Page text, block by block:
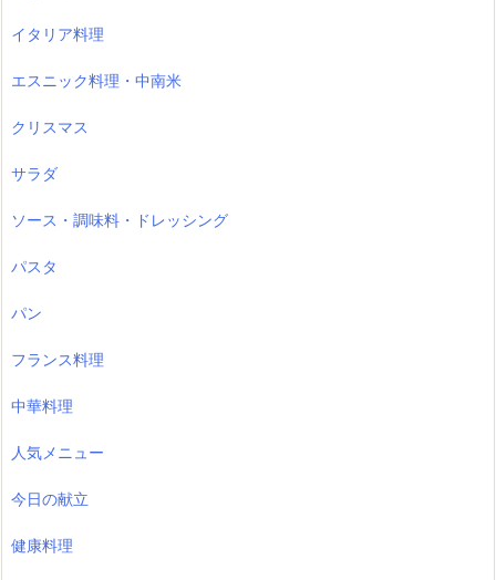
イタリア料理
エスニック料理・中南米
クリスマス
サラダ
ソース・調味料・ドレッシング
パスタ
パン
フランス料理
中華料理
人気メニュー
今日の献立
健康料理